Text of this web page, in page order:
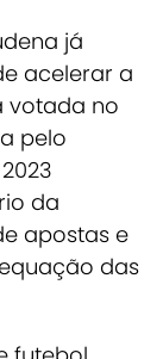
já
acelerar a
votada no
pelo
da
apostas e
das